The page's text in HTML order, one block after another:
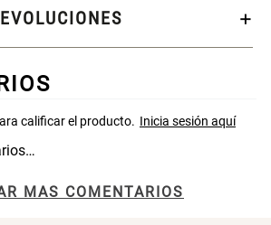
MAS COMENTARIOS
Redondo Ø38 x 52 cm